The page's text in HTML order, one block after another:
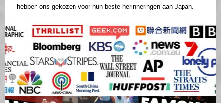
hebben ons gekozen voor hun beste herinneringen aan Japan.